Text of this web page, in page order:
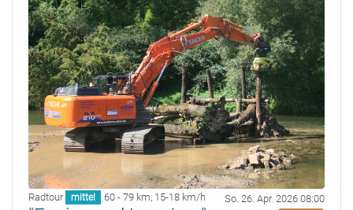
Radtour mittel 60 - 79 km, 15-18 km/h So. 26. Apr. 2026 08:00